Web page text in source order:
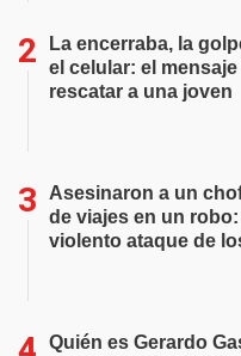
La encerraba, la
el celular: el
rescatar a una joven
Asesinaron a un
de viajes en un robo:
violento ataque de
Quién es Gerardo